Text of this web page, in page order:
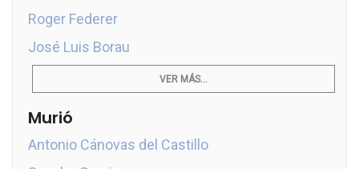
Roger Federer
José Luis Borau
VER MÁS...
Murió
Antonio Cánovas del Castillo